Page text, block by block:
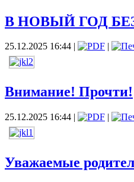
В НОВЫЙ ГОД
25.12.2025 16:44 | |
Внимание! Прочти!
25.12.2025 16:44 | |
Уважаемые